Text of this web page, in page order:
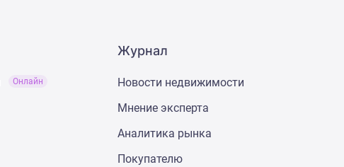
Онлайн
Журнал
Новости недвижимости
Мнение эксперта
Аналитика рынка
Покупателю